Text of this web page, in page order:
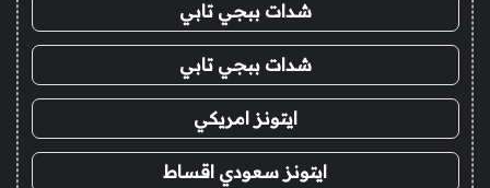
شدات ببجي تابي
شدات ببجي تابي
ايتونز امريكي
ايتونز سعودي اقساط